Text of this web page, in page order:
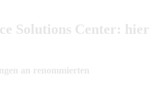
Solutions Center: hier
an renommierten